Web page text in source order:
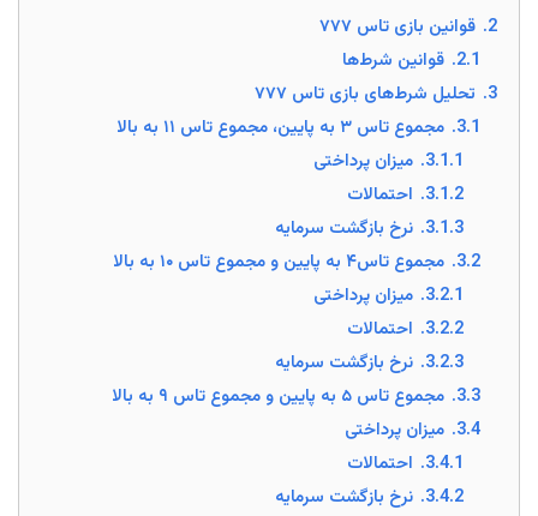
2. قوانین بازی تاس ۷۷۷
2.1. قوانین شرط‌ها
3. تحلیل شرط‌های بازی تاس ۷۷۷
3.1. مجموع تاس ۳ به پایین، مجموع تاس ۱۱ به بالا
3.1.1. میزان پرداختی
3.1.2. احتمالات
3.1.3. نرخ بازگشت سرمایه
3.2. مجموع تاس‌۴ به پایین و مجموع تاس ۱۰ به بالا
3.2.1. میزان پرداختی
3.2.2. احتمالات
3.2.3. نرخ بازگشت سرمایه
3.3. مجموع تاس ۵ به پایین و مجموع تاس ۹ به بالا
3.4. میزان پرداختی
3.4.1. احتمالات
3.4.2. نرخ بازگشت سرمایه